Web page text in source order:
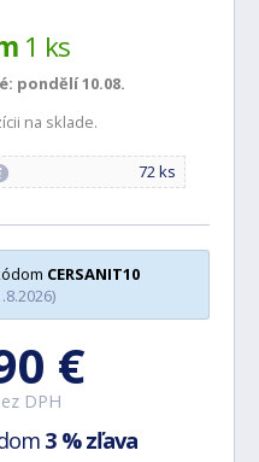
1 ks
pondělí 10.08.
na sklade.
72 ks
CERSANIT10
€
DPH
3 % zľava